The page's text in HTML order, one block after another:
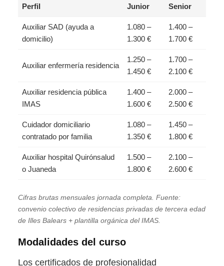
Perfil Junior Senior
Auxiliar SAD (ayuda a
domicilio)
1.080 –
1.300 €
1.400 –
1.700 €
Auxiliar enfermería residencia
1.250 –
1.450 €
1.700 –
2.100 €
Auxiliar residencia pública
IMAS
1.400 –
1.600 €
2.000 –
2.500 €
Cuidador domiciliario
contratado por familia
1.080 –
1.350 €
1.450 –
1.800 €
Auxiliar hospital Quirónsalud
o Juaneda
1.500 –
1.800 €
2.100 –
2.600 €
Cifras brutas mensuales jornada completa. Fuente:
convenio colectivo de residencias privadas de tercera edad
de Illes Balears + plantilla orgánica del IMAS.
Modalidades del curso
Los certificados de profesionalidad